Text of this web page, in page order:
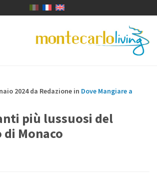
2024 da Redazione in Dove Mangiare a
più lussuosi del
Monaco